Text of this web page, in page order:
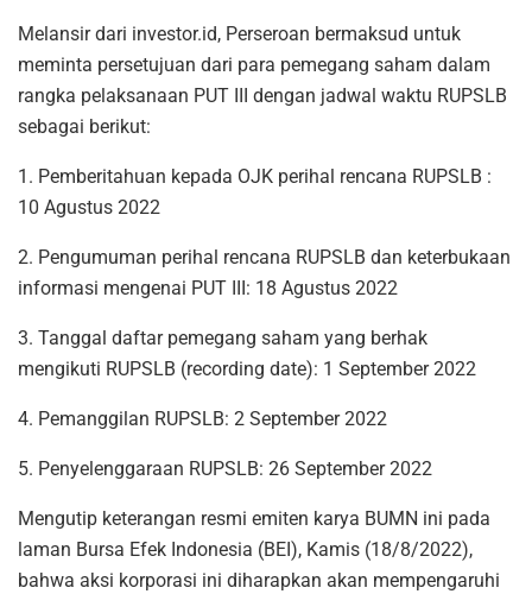
Melansir dari investor.id, Perseroan bermaksud untuk
meminta persetujuan dari para pemegang saham dalam
rangka pelaksanaan PUT III dengan jadwal waktu RUPSLB
sebagai berikut:
1. Pemberitahuan kepada OJK perihal rencana RUPSLB :
10 Agustus 2022
2. Pengumuman perihal rencana RUPSLB dan keterbukaan
informasi mengenai PUT III: 18 Agustus 2022
3. Tanggal daftar pemegang saham yang berhak
mengikuti RUPSLB (recording date): 1 September 2022
4. Pemanggilan RUPSLB: 2 September 2022
5. Penyelenggaraan RUPSLB: 26 September 2022
Mengutip keterangan resmi emiten karya BUMN ini pada
laman Bursa Efek Indonesia (BEI), Kamis (18/8/2022),
bahwa aksi korporasi ini diharapkan akan mempengaruhi